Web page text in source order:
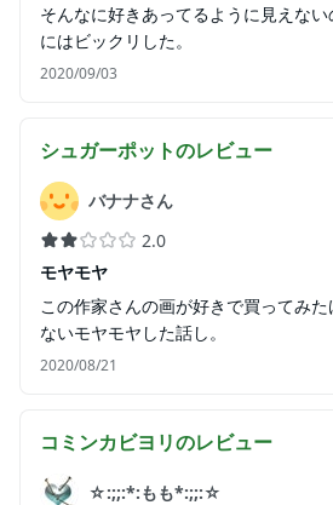
そんなに好きあってるように見えな
にはビックリした。
2020/09/03
シュガーポットのレビュー
バナナさん
2.0
モヤモヤ
この作家さんの画が好きで買ってみ
ないモヤモヤした話し。
2020/08/21
コミンカビヨリのレビュー
☆:;;:*:もも*:;;:☆